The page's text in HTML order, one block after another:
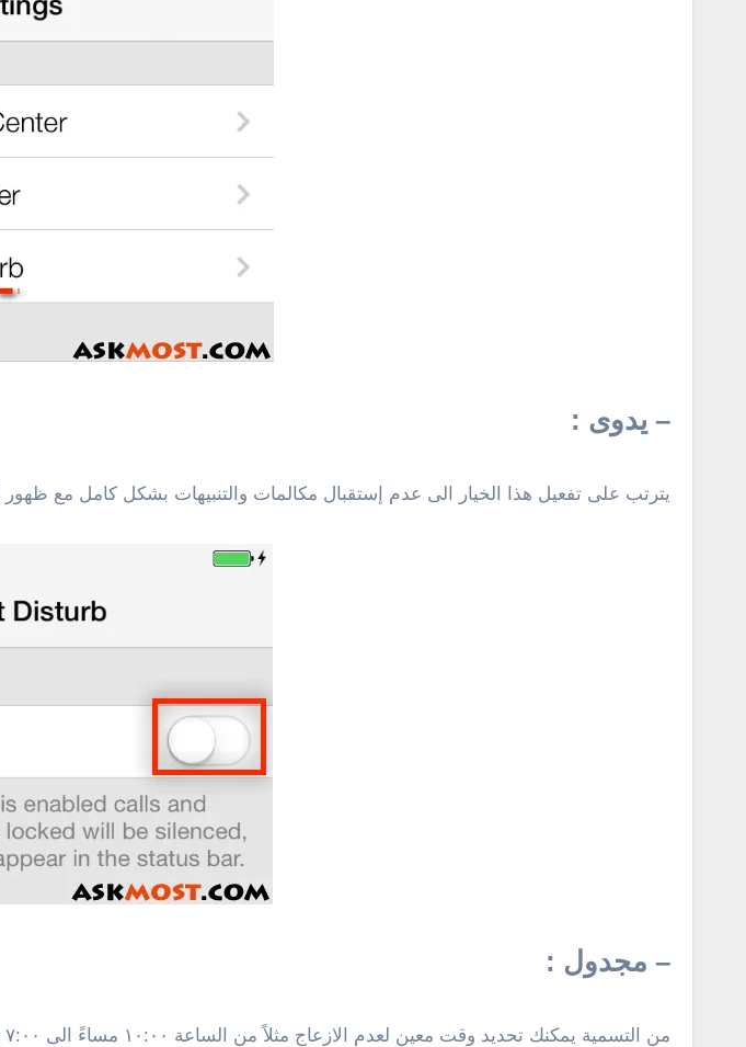
– يدوى :
يترتب على تفعيل هذا الخيار الى عدم إستقبال مكالمات والتنبيهات بشكل كامل مع
– مجدول :
من التسمية يمكنك تحديد وقت معين لعدم الازعاج مثلاً من الساعة ١٠:٠٠ مساءً الى ٧:٠٠ صباحاً .